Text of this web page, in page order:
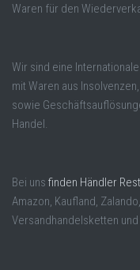
Waren für den
Wir sind eine
mit Waren aus
sowie
Handel.
Bei uns finden Händler
Amazon, Kaufland,
Versandhandelsketten